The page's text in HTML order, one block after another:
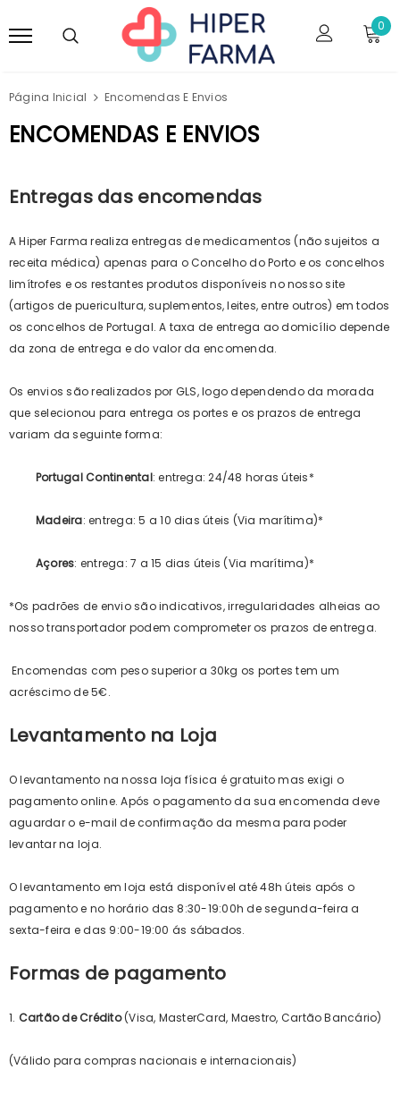
0
Página Inicial Encomendas E Envios
ENCOMENDAS E ENVIOS
Entregas das encomendas
A Hiper Farma realiza entregas de medicamentos (não sujeitos a
receita médica) apenas para o Concelho do Porto e os concelhos
limítrofes e os restantes produtos disponíveis no nosso site
(artigos de puericultura, suplementos, leites, entre outros) em todos
os concelhos de Portugal. A taxa de entrega ao domicílio depende
da zona de entrega e do valor da encomenda.
Os envios são realizados por GLS, logo dependendo da morada
que selecionou para entrega os portes e os prazos de entrega
variam da seguinte forma:
Portugal Continental: entrega: 24/48 horas úteis*
Madeira: entrega: 5 a 10 dias úteis (Via marítima)*
Açores: entrega: 7 a 15 dias úteis (Via marítima)*
*Os padrões de envio são indicativos, irregularidades alheias ao
nosso transportador podem comprometer os prazos de entrega.
Encomendas com peso superior a 30kg os portes tem um
acréscimo de 5€.
Levantamento na Loja
O levantamento na nossa loja física é gratuito mas exigi o
pagamento online. Após o pagamento da sua encomenda deve
aguardar o e-mail de confirmação da mesma para poder
levantar na loja.
O levantamento em loja está disponível até 48h úteis após o
pagamento e no horário das 8:30-19:00h de segunda-feira a
sexta-feira e das 9:00-19:00 ás sábados.
Formas de pagamento
1. Cartão de Crédito (Visa, MasterCard, Maestro, Cartão Bancário)
(Válido para compras nacionais e internacionais)